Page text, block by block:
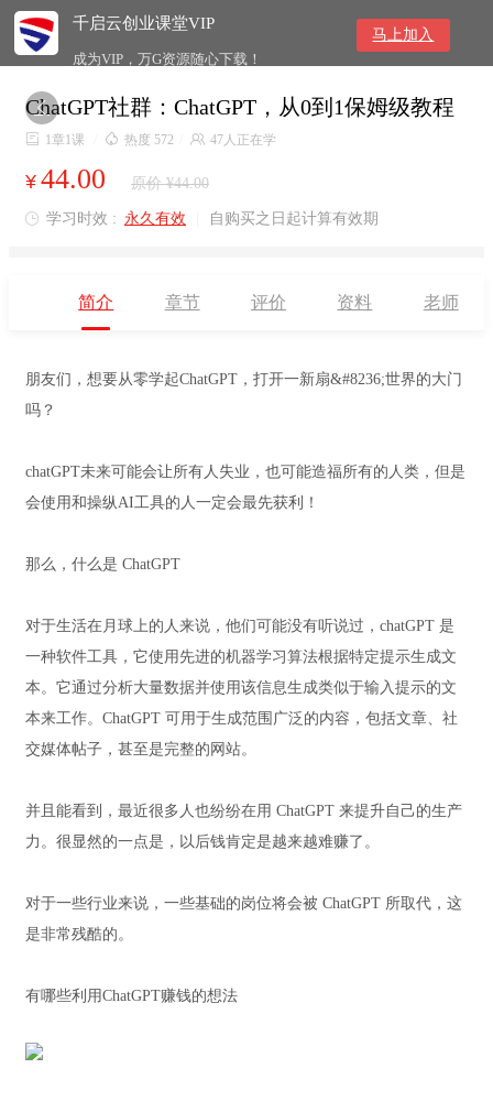
千启云创业课堂VIP
成为VIP，万G资源随心下载！
马上加入

ChatGPT社群：ChatGPT，从0到1保姆级教程
 1章1课  热度 572  47人正在学
¥ 44.00 原价 ¥44.00
 学习时效 : 永久有效 自购买之日起计算有效期
简介 章节 评价 资料 老师
朋友们，想要从零学起ChatGPT，打开一新扇&#8236;世界的大门
吗？
chatGPT未来可能会让所有人失业，也可能造福所有的人类，但是
会使用和操纵AI工具的人一定会最先获利！
那么，什么是 ChatGPT
对于生活在月球上的人来说，他们可能没有听说过，chatGPT 是
一种软件工具，它使用先进的机器学习算法根据特定提示生成文
本。它通过分析大量数据并使用该信息生成类似于输入提示的文
本来工作。ChatGPT 可用于生成范围广泛的内容，包括文章、社
交媒体帖子，甚至是完整的网站。
并且能看到，最近很多人也纷纷在用 ChatGPT 来提升自己的生产
力。很显然的一点是，以后钱肯定是越来越难赚了。
对于一些行业来说，一些基础的岗位将会被 ChatGPT 所取代，这
是非常残酷的。
有哪些利用ChatGPT赚钱的想法